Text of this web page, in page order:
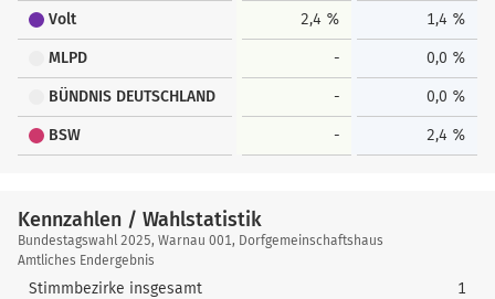
Volt 2,4 % 1,4 %
MLPD - 0,0 %
BÜNDNIS DEUTSCHLAND - 0,0 %
BSW - 2,4 %
Kennzahlen / Wahlstatistik
Kennzahlen
/
Wahlstatistik
Bundestagswahl 2025, Warnau 001, Dorfgemeinschaftshaus
Amtliches Endergebnis
Stimmbezirke insgesamt 1